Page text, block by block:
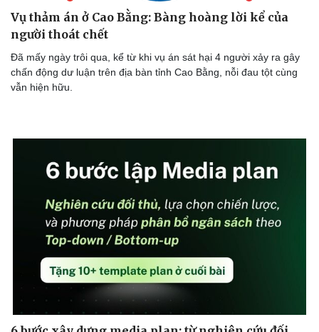
Vụ thảm án ở Cao Bằng: Bàng hoàng lời kể của
người thoát chết
Đã mấy ngày trôi qua, kể từ khi vụ án sát hại 4 người xảy ra gây
chấn động dư luận trên địa bàn tỉnh Cao Bằng, nỗi đau tột cùng
vẫn hiện hữu.